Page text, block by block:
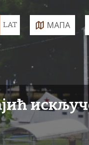
LAT МАПА